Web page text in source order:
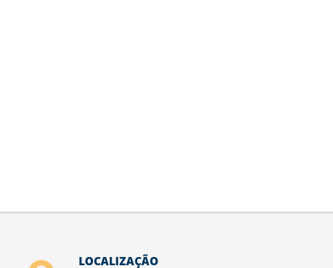
LOCALIZAÇÃO